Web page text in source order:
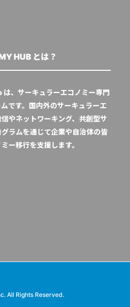
HUB とは？
、サーキュラーエコノミー専門
です。国内外のサーキュラーエ
やネットワーキング、共創型サ
ラムを通じて企業や自治体の皆
ー移行を支援します。
All Rights Reserved.